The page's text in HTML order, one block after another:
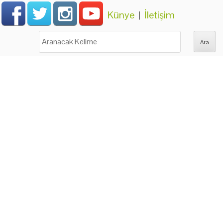
Künye | İletişim